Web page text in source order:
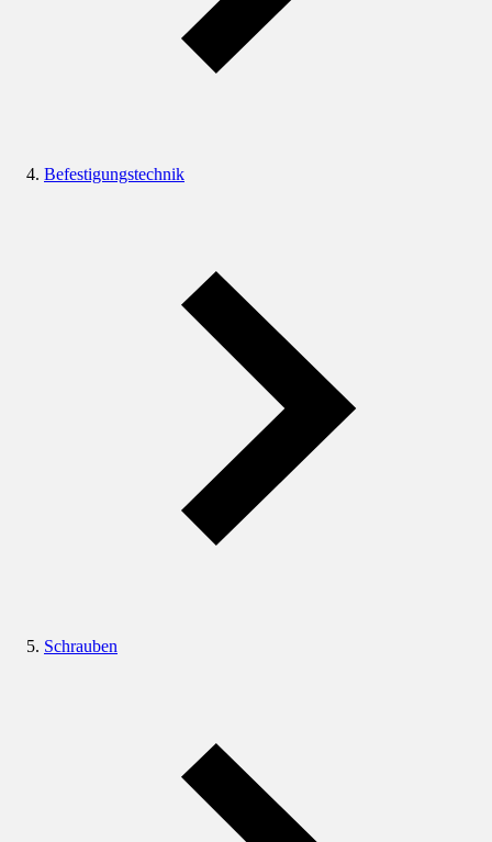
Befestigungstechnik
Schrauben